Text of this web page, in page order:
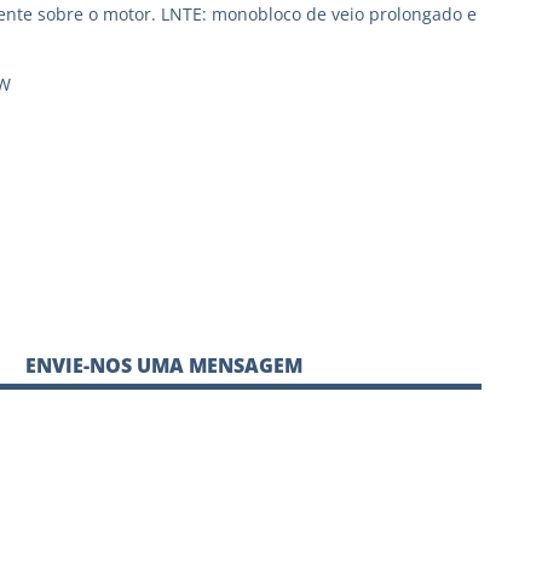
sobre o motor. LNTE: monobloco de veio prolongado e
ENVIE-NOS UMA MENSAGEM